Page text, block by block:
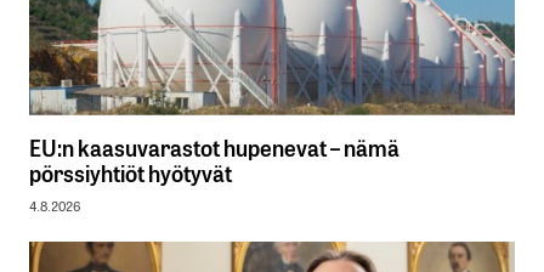
EU:n kaasuvarastot hupenevat – nämä
pörssiyhtiöt hyötyvät
4.8.2026